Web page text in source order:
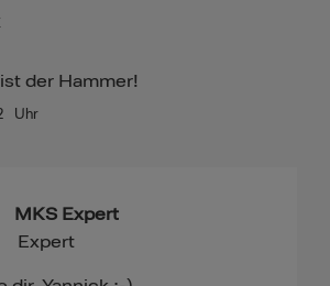
Uhr
der Hammer!
MKS Expert
Expert